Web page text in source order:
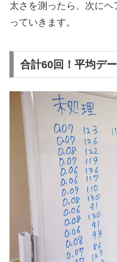
太さを測ったら、次に
っていきます。
合計60回！平均デ